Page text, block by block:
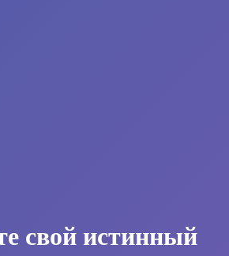
свой истинный